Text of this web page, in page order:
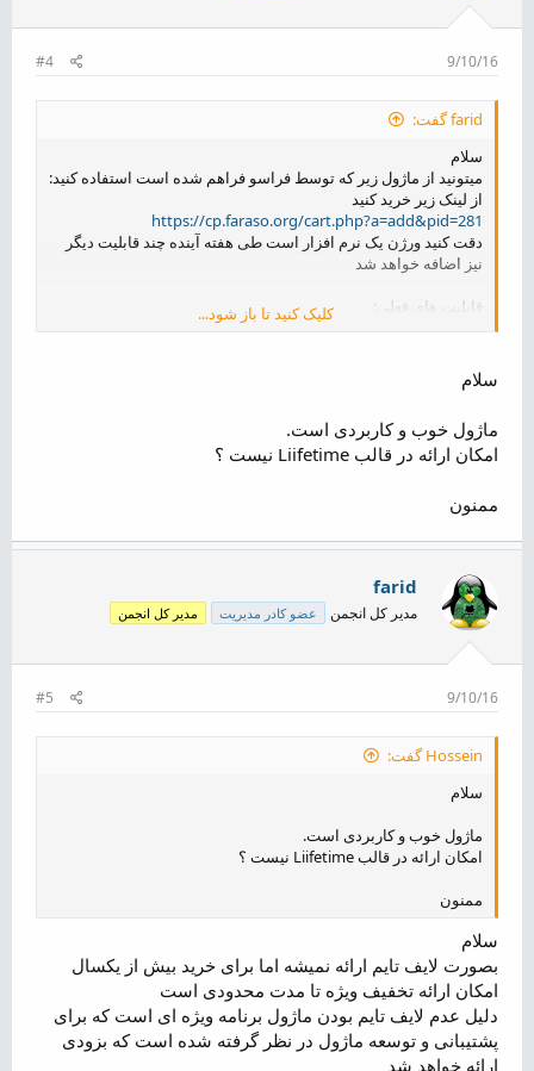
9/10/16
#4
farid گفت:
سلام
میتونید از ماژول زیر که توسط فراسو فراهم شده است استفاده کنید:
از لینک زیر خرید کنید
https://cp.faraso.org/cart.php?a=add&pid=281
دقت کنید ورژن یک نرم افزار است طی هفته آینده چند قابلیت دیگر
نیز اضافه خواهد شد
قابلیت های فعلی:
3) تشخیص حمله بروت فورس و بلاک در csf
4) تشخیص حمله بروت فورس و بلاک در CloudFlare
کلیک کنید تا باز شود...
سلام
ماژول خوب و کاربردی است.
امکان ارائه در قالب Liifetime نیست ؟
ممنون
farid
مدیر کل انجمن عضو کادر مدیریت مدیر کل انجمن
9/10/16
#5
Hossein گفت:
سلام
ماژول خوب و کاربردی است.
امکان ارائه در قالب Liifetime نیست ؟
ممنون
سلام
بصورت لایف تایم ارائه نمیشه اما برای خرید بیش از یکسال
امکان ارائه تخفیف ویژه تا مدت محدودی است
دلیل عدم لایف تایم بودن ماژول برنامه ویژه ای است که برای
پشتیبانی و توسعه ماژول در نظر گرفته شده است که بزودی
ارائه خواهد شد